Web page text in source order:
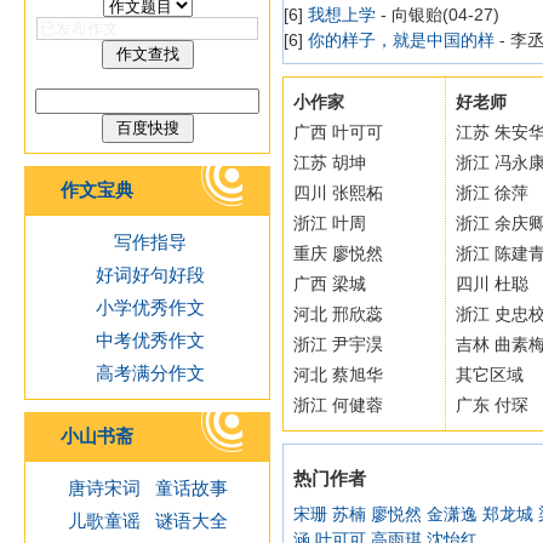
作文宝典
写作指导
好词好句好段
小学优秀作文
中考优秀作文
高考满分作文
小山书斋
唐诗宋词
童话故事
儿歌童谣
谜语大全
[6] 我想上学 - 向银贻(04-27)
[6] 你的样子，就是中国的样 - 李
小作家
广西 叶可可
江苏 胡坤
四川 张熙柘
浙江 叶周
重庆 廖悦然
广西 梁城
河北 邢欣蕊
浙江 尹宇淏
河北 蔡旭华
浙江 何健蓉
好老师
江苏 朱安
浙江 冯永
浙江 徐萍
浙江 余庆
浙江 陈建
四川 杜聪
浙江 史忠
吉林 曲素
其它区域
广东 付琛
热门作者
宋珊 苏楠 廖悦然 金潇逸 郑龙城